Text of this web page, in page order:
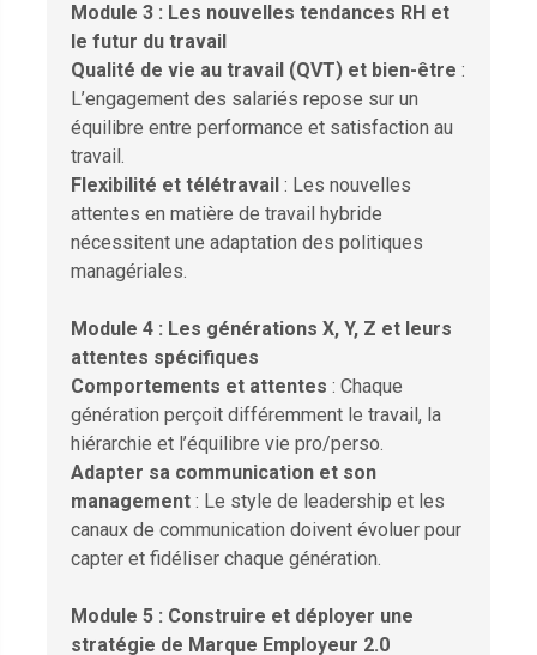
Module 3 : Les nouvelles tendances RH et
le futur du travail
Qualité de vie au travail (QVT) et bien-être :
L’engagement des salariés repose sur un
équilibre entre performance et satisfaction au
travail.
Flexibilité et télétravail : Les nouvelles
attentes en matière de travail hybride
nécessitent une adaptation des politiques
managériales.
Module 4 : Les générations X, Y, Z et leurs
attentes spécifiques
Comportements et attentes : Chaque
génération perçoit différemment le travail, la
hiérarchie et l’équilibre vie pro/perso.
Adapter sa communication et son
management: Le style de leadership et les
canaux de communication doivent évoluer pour
capter et fidéliser chaque génération.
Module 5 : Construire et déployer une
stratégie de Marque Employeur 2.0